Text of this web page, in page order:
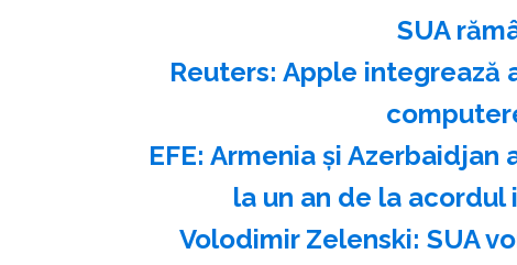
SUA
Reuters: Apple integrează
EFE: Armenia şi
la un an de la
Volodimir Zelenski: SUA